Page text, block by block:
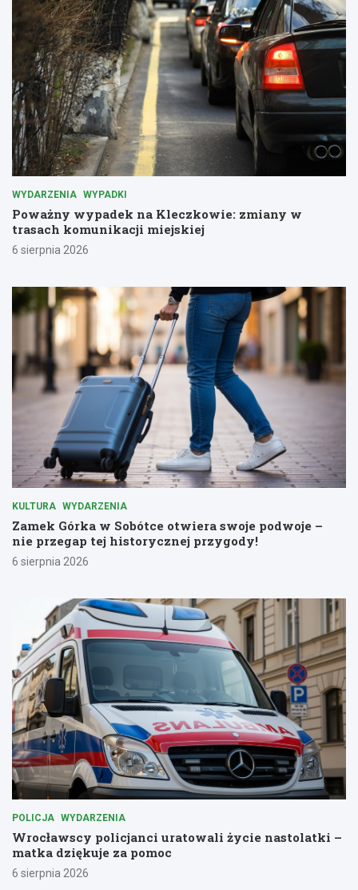
WYDARZENIA WYPADKI
Poważny wypadek na Kleczkowie: zmiany w
trasach komunikacji miejskiej
6 sierpnia 2026
KULTURA WYDARZENIA
Zamek Górka w Sobótce otwiera swoje podwoje –
nie przegap tej historycznej przygody!
6 sierpnia 2026
POLICJA WYDARZENIA
Wrocławscy policjanci uratowali życie nastolatki –
matka dziękuje za pomoc
6 sierpnia 2026